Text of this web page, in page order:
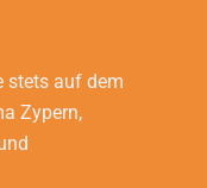
stets auf dem
Zypern,